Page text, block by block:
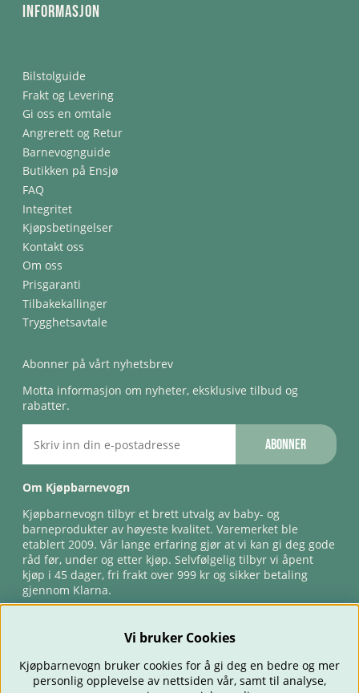
Informasjon
Bilstolguide
Frakt og Levering
Gi oss en omtale
Angrerett og Retur
Barnevognguide
Butikken på Ensjø
FAQ
Integritet
Kjøpsbetingelser
Kontakt oss
Om oss
Prisgaranti
Tilbakekallinger
Trygghetsavtale
Abonner på vårt nyhetsbrev
Motta informasjon om nyheter, eksklusive tilbud og
rabatter.
Abonner
Om Kjøpbarnevogn
Kjøpbarnevogn tilbyr et brett utvalg av baby- og
barneprodukter av høyeste kvalitet. Varemerket ble
etablert 2009. Vår lange erfaring gjør at vi kan gi deg gode
råd før, under og etter kjøp. Selvfølgelig tilbyr vi åpent
kjøp i 45 dager, fri frakt over 999 kr og sikker betaling
gjennom Klarna.
Vi bruker Cookies
Kjøpbarnevogn bruker cookies for å gi deg en bedre og mer
personlig opplevelse av nettsiden vår, samt til analyse,